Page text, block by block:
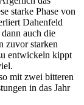
starke Phase von
Dahenfeld
auch die
zuvor starken
entwickeln kippt
mit zwei bitteren
in das Jahr